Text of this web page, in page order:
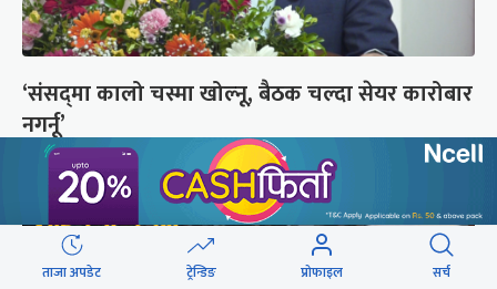
‘संसद्‍मा कालो चस्मा खोल्नू, बैठक चल्दा सेयर कारोबार
नगर्नू’
ताजा अपडेट ट्रेन्डिङ प्रोफाइल सर्च